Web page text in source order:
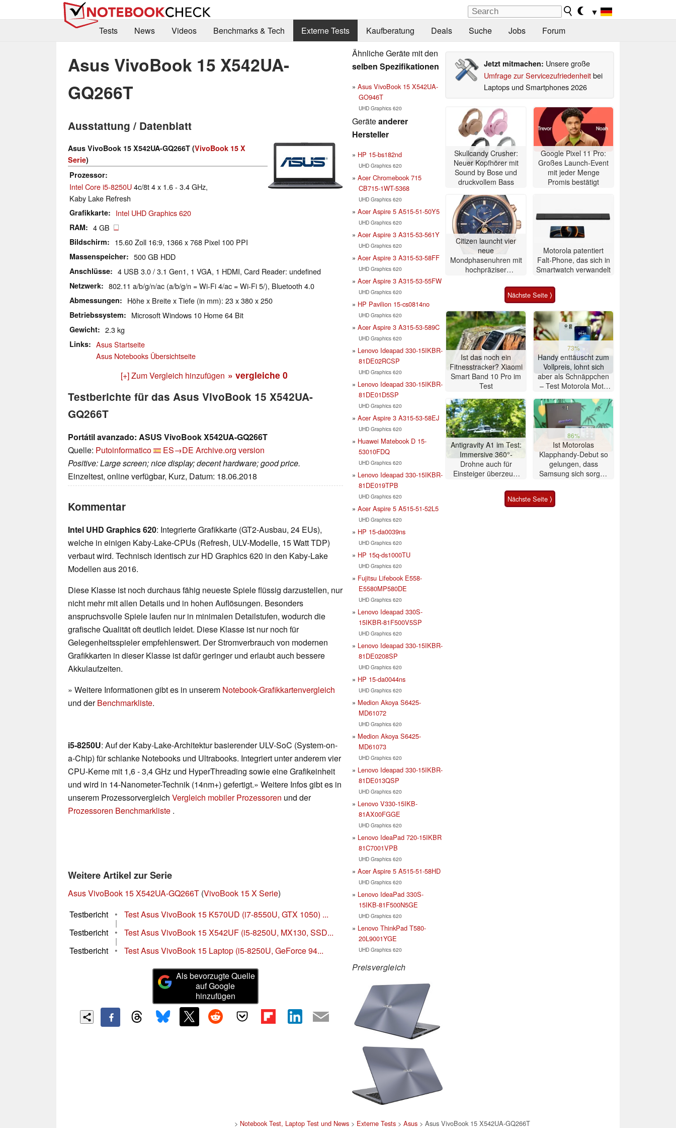
▼
Tests
News Videos Benchmarks & Tech Externe Tests Kaufberatung Deals Suche Jobs Forum
Asus VivoBook 15 X542UA-
GQ266T
Ausstattung / Datenblatt
Asus VivoBook 15 X542UA-GQ266T (VivoBook 15 X
Serie)
Prozessor
Intel Core i5-8250U4c/8t 4 x 1.6 - 3.4 GHz,
Kaby Lake Refresh
Grafikkarte Intel UHD Graphics 620
RAM 4 GB
Bildschirm 15.60 Zoll 16:9, 1366 x 768 Pixel 100 PPI
Massenspeicher 500 GB HDD
Anschlüsse 4 USB 3.0 / 3.1 Gen1, 1 VGA, 1 HDMI, Card Reader: undefined
Netzwerk 802.11 a/b/g/n/ac (a/b/g/n = Wi-Fi 4/ac = Wi-Fi 5/), Bluetooth 4.0
Abmessungen Höhe x Breite x Tiefe (in mm): 23 x 380 x 250
Betriebssystem Microsoft Windows 10 Home 64 Bit
Gewicht 2.3 kg
Links
Asus Startseite
Asus Notebooks Übersichtseite
[+] Zum Vergleich hinzufügen » vergleiche 0
Testberichte für das Asus VivoBook 15 X542UA-
GQ266T
Portátil avanzado: ASUS VivoBook X542UA-GQ266T
Quelle: Putoinformatico ES→DE Archive.org version
Positive: Large screen; nice display; decent hardware; good price.
Einzeltest, online verfügbar, Kurz, Datum: 18.06.2018
Kommentar
Intel UHD Graphics 620: Integrierte Grafikkarte (GT2-Ausbau, 24 EUs),
welche in einigen Kaby-Lake-CPUs (Refresh, ULV-Modelle, 15 Watt TDP)
verbaut wird. Technisch identisch zur HD Graphics 620 in den Kaby-Lake
Modellen aus 2016.
Diese Klasse ist noch durchaus fähig neueste Spiele flüssig darzustellen, nur
nicht mehr mit allen Details und in hohen Auflösungen. Besonders
anspruchsvolle Spiele laufen nur in minimalen Detailstufen, wodurch die
grafische Qualität oft deutlich leidet. Diese Klasse ist nur noch für
Gelegenheitsspieler empfehlenswert. Der Stromverbrauch von modernen
Grafikkarten in dieser Klasse ist dafür geringer und erlaubt auch bessere
Akkulaufzeiten.
» Weitere Informationen gibt es in unserem Notebook-Grafikkartenvergleich
und derBenchmarkliste.
i5-8250U: Auf der Kaby-Lake-Architektur basierender ULV-SoC (System-on-
a-Chip) für schlanke Notebooks und Ultrabooks. Integriert unter anderem vier
CPU-Kerne mit 1,6 - 3,4 GHz und HyperThreading sowie eine Grafikeinheit
und wird in 14-Nanometer-Technik (14nm+) gefertigt.» Weitere Infos gibt es in
unserem Prozessorvergleich Vergleich mobiler Prozessoren und der
Prozessoren Benchmarkliste .
Weitere Artikel zur Serie
Asus VivoBook 15 X542UA-GQ266T (VivoBook 15 X Serie)
Testbericht
• Test Asus VivoBook 15 K570UD (i7-8550U, GTX 1050) ...
|
Testbericht
• Test Asus VivoBook 15 X542UF (i5-8250U, MX130, SSD...
|
Testbericht
• Test Asus VivoBook 15 Laptop (i5-8250U, GeForce 94...
Als bevorzugte Quelle
auf Google
hinzufügen
Ähnliche Geräte mit den
selben Spezifikationen
Asus VivoBook 15 X542UA-
GO946T
UHD Graphics 620
Geräteanderer
Hersteller
HP 15-bs182nd
UHD Graphics 620
Acer Chromebook 715
CB715-1WT-5368
UHD Graphics 620
Acer Aspire 5 A515-51-50Y5
UHD Graphics 620
Acer Aspire 3 A315-53-561Y
UHD Graphics 620
Acer Aspire 3 A315-53-58FF
UHD Graphics 620
Acer Aspire 3 A315-53-55FW
UHD Graphics 620
HP Pavilion 15-cs0814no
UHD Graphics 620
Acer Aspire 3 A315-53-589C
UHD Graphics 620
Lenovo Ideapad 330-15IKBR-
81DE02RCSP
UHD Graphics 620
Lenovo Ideapad 330-15IKBR-
81DE01D5SP
UHD Graphics 620
Acer Aspire 3 A315-53-58EJ
UHD Graphics 620
Huawei Matebook D 15-
53010FDQ
UHD Graphics 620
Lenovo Ideapad 330-15IKBR-
81DE019TPB
UHD Graphics 620
Acer Aspire 5 A515-51-52L5
UHD Graphics 620
HP 15-da0039ns
UHD Graphics 620
HP 15q-ds1000TU
UHD Graphics 620
Fujitsu Lifebook E558-
E5580MP580DE
UHD Graphics 620
Lenovo Ideapad 330S-
15IKBR-81F500V5SP
UHD Graphics 620
Lenovo Ideapad 330-15IKBR-
81DE0208SP
UHD Graphics 620
HP 15-da0044ns
UHD Graphics 620
Medion Akoya S6425-
MD61072
UHD Graphics 620
Medion Akoya S6425-
MD61073
UHD Graphics 620
Lenovo Ideapad 330-15IKBR-
81DE013QSP
UHD Graphics 620
Lenovo V330-15IKB-
81AX00FGGE
UHD Graphics 620
Lenovo IdeaPad 720-15IKBR
81C7001VPB
UHD Graphics 620
Acer Aspire 5 A515-51-58HD
UHD Graphics 620
Lenovo IdeaPad 330S-
15IKB-81F500N5GE
UHD Graphics 620
Lenovo ThinkPad T580-
20L9001YGE
UHD Graphics 620
Preisvergleich
Jetzt mitmachen: Unsere große
Umfrage zur Servicezufriedenheitbei
Laptops und Smartphones 2026
Skullcandy Crusher:
Neuer Kopfhörer mit
Sound by Bose und
druckvollem Bass
Google Pixel 11 Pro:
Großes Launch-Event
mit jeder Menge
Promis bestätigt
Citizen launcht vier
neue
Mondphasenuhren mit
hochpräziser
Motorola patentiert
Falt-Phone, das sich in
Smartwatch verwandelt
Nächste Seite ⟩
Ist das noch ein
Fitnesstracker? Xiaomi
Smart Band 10 Pro im
Test
73%
Handy enttäuscht zum
Vollpreis, lohnt sich
aber als Schnäppchen
– Test Motorola Moto
Antigravity A1 im Test:
Immersive 360°-
Drohne auch für
Einsteiger überzeugt
86%
Ist Motorolas
Klapphandy-Debut so
gelungen, dass
Samsung sich sorgen
Smartphone im Test
Nächste Seite ⟩
> Notebook Test, Laptop Test und News > Externe Tests >Asus > Asus VivoBook 15 X542UA-GQ266T